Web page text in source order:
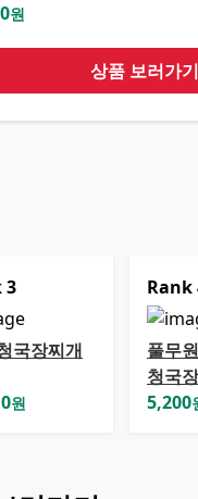
원
상품 보러가기
3
국장찌개
원
Rank
풀무
청국장
5,200